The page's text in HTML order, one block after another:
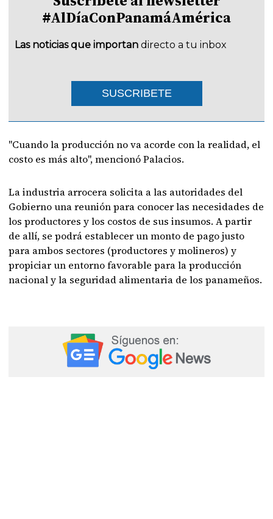
#AlDíaConPanamáAmérica
Las noticias que importan directo a tu inbox
SUSCRIBETE
"Cuando la producción no va acorde con la realidad, el
costo es más alto", mencionó Palacios.
La industria arrocera solicita a las autoridades del
Gobierno una reunión para conocer las necesidades de
los productores y los costos de sus insumos. A partir
de allí, se podrá establecer un monto de pago justo
para ambos sectores (productores y molineros) y
propiciar un entorno favorable para la producción
nacional y la seguridad alimentaria de los panameños.